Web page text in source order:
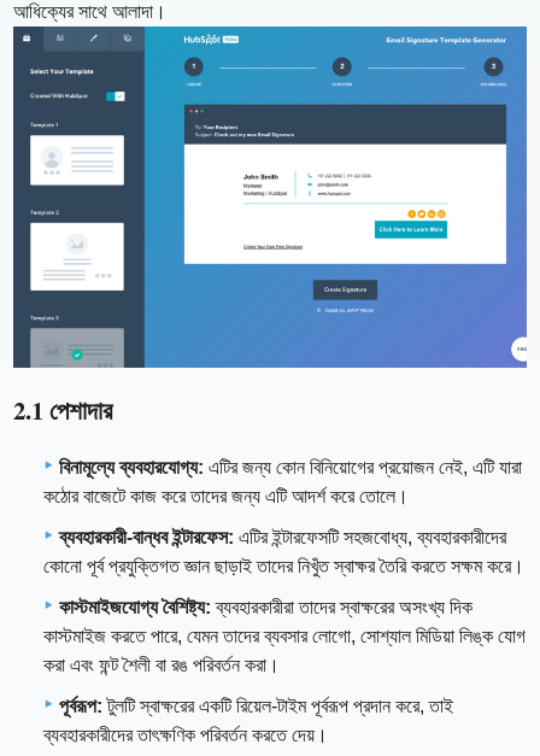
আধিক্যের সাথে আলাদা।
2.1 পেশাদার
বিনামূল্যে ব্যবহারযোগ্য: এটির জন্য কোন বিনিয়োগের প্রয়োজন নেই, এটি যারা
কঠোর বাজেটে কাজ করে তাদের জন্য এটি আদর্শ করে তোলে।
ব্যবহারকারী-বান্ধব ইন্টারফেস: এটির ইন্টারফেসটি সহজবোধ্য, ব্যবহারকারীদের
কোনো পূর্ব প্রযুক্তিগত জ্ঞান ছাড়াই তাদের নিখুঁত স্বাক্ষর তৈরি করতে সক্ষম করে।
কাস্টমাইজযোগ্য বৈশিষ্ট্য: ব্যবহারকারীরা তাদের স্বাক্ষরের অসংখ্য দিক
কাস্টমাইজ করতে পারে, যেমন তাদের ব্যবসার লোগো, সোশ্যাল মিডিয়া লিঙ্ক যোগ
করা এবং ফন্ট শৈলী বা রঙ পরিবর্তন করা।
পূর্বরূপ: টুলটি স্বাক্ষরের একটি রিয়েল-টাইম পূর্বরূপ প্রদান করে, তাই
ব্যবহারকারীদের তাৎক্ষণিক পরিবর্তন করতে দেয়।